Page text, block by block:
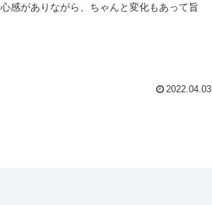
感がありながら、ちゃんと変化もあって旨
2022.04.03